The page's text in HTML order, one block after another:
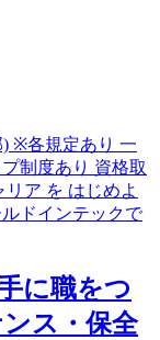
に職をつ
ス・保全